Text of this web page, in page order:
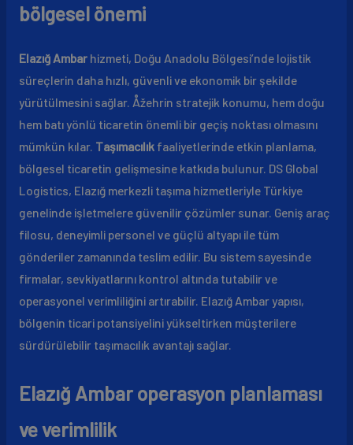
bölgesel önemi
Elazığ Ambarhizmeti, Doğu Anadolu Bölgesi’nde lojistik
süreçlerin daha hızlı, güvenli ve ekonomik bir şekilde
yürütülmesini sağlar. Åžehrin stratejik konumu, hem doğu
hem batı yönlü ticaretin önemli bir geçiş noktası olmasını
mümkün kılar. Taşımacılıkfaaliyetlerinde etkin planlama,
bölgesel ticaretin gelişmesine katkıda bulunur. DS Global
Logistics, Elazığ merkezli taşıma hizmetleriyle Türkiye
genelinde işletmelere güvenilir çözümler sunar. Geniş araç
filosu, deneyimli personel ve güçlü altyapı ile tüm
gönderiler zamanında teslim edilir. Bu sistem sayesinde
firmalar, sevkiyatlarını kontrol altında tutabilir ve
operasyonel verimliliğini artırabilir. Elazığ Ambar yapısı,
bölgenin ticari potansiyelini yükseltirken müşterilere
sürdürülebilir taşımacılık avantajı sağlar.
Elazığ Ambar operasyon planlaması
ve verimlilik